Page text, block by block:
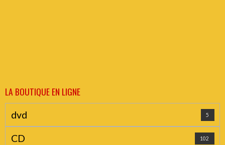
LA BOUTIQUE EN LIGNE
dvd 5
CD 102